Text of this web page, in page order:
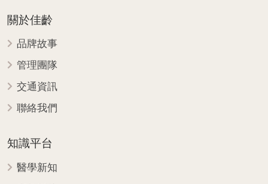
關於佳齡
品牌故事
管理團隊
交通資訊
聯絡我們
知識平台
醫學新知